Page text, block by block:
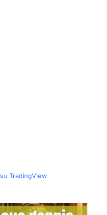
TradingView